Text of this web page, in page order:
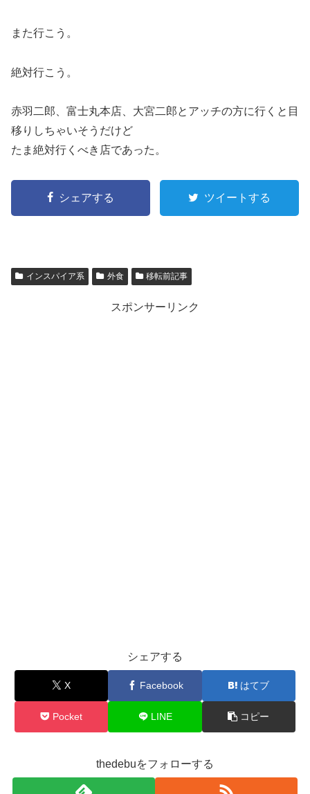
また行こう。
絶対行こう。
赤羽二郎、富士丸本店、大宮二郎とアッチの方に行くと目
移りしちゃいそうだけど
たま絶対行くべき店であった。
シェアする ツイートする
インスパイア系 外食 移転前記事
スポンサーリンク
シェアする
X Facebook はてブ
Pocket LINE コピー
thedebuをフォローする